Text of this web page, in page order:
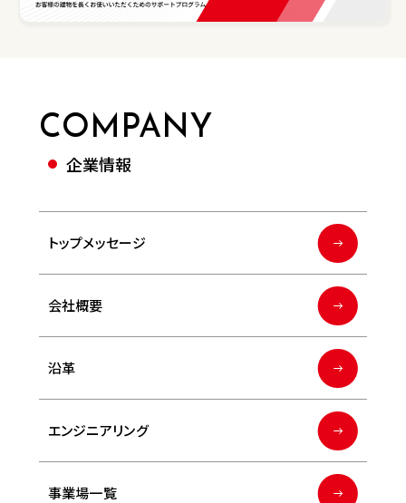
COMPANY
企業情報
トップメッセージ
会社概要
沿革
エンジニアリング
事業場一覧